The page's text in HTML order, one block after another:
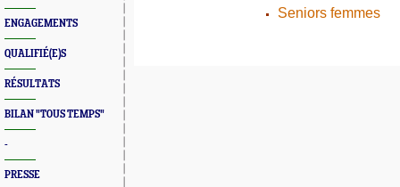
ENGAGEMENTS
QUALIFIÉ(E)S
RÉSULTATS
BILAN "TOUS TEMPS"
-
PRESSE
Seniors femmes